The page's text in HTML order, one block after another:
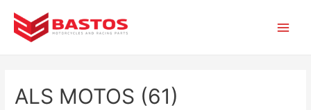
contenu
ALS MOTOS (61)
de
l’article